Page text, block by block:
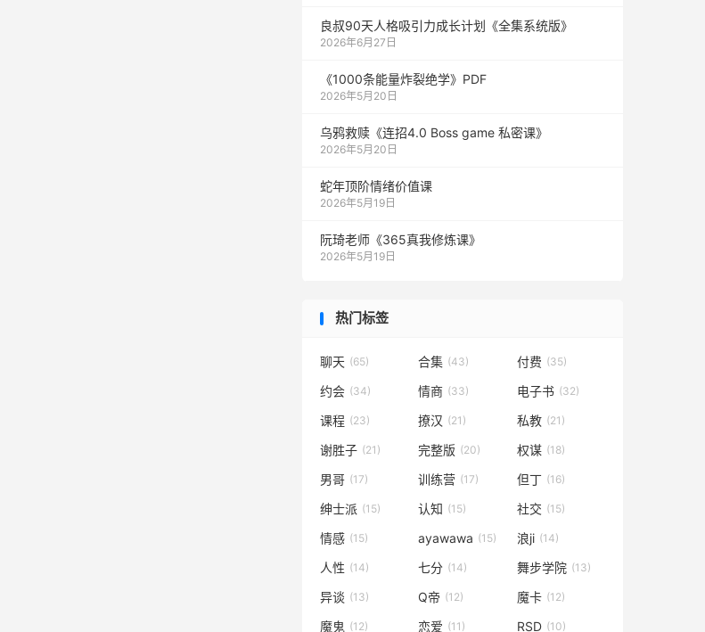
良叔90天人格吸引力成长计划《全集系统版》
2026年6月27日
《1000‮能条‬‎量‮裂炸‬‎绝学》PDF
2026年5月20日
乌鸦救赎《连招4.0 Boss game 私密课》
2026年5月20日
蛇年顶阶情绪价值课
2026年5月19日
阮琦老师《365真我修炼课》
2026年5月19日
热门标签
聊天 (65) 合集 (43) 付费 (35)
约会 (34) 情商 (33) 电子书 (32)
课程 (23) 撩汉 (21) 私教 (21)
谢胜子 (21) 完整版 (20) 权谋 (18)
男哥 (17) 训练营 (17) 但丁 (16)
绅士派 (15) 认知 (15) 社交 (15)
情感 (15) ayawawa (15) 浪ji (14)
人性 (14) 七分 (14) 舞步学院 (13)
异谈 (13) Q帝 (12) 魔卡 (12)
魔鬼 (12) 恋爱 (11) RSD (10)